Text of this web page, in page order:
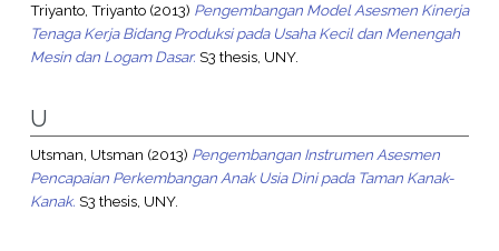
Triyanto, Triyanto(2013) Pengembangan Model Asesmen Kinerja
Tenaga Kerja Bidang Produksi pada Usaha Kecil dan Menengah
Mesin dan Logam Dasar. S3 thesis, UNY.
U
Utsman, Utsman (2013) Pengembangan Instrumen Asesmen
Pencapaian Perkembangan Anak Usia Dini pada Taman Kanak-
Kanak. S3 thesis, UNY.